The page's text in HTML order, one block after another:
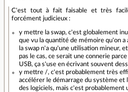
C'est tout à fait faisable et très
forcément judicieux :
y mettre la swap, c'est globalement
que vu la quantité de mémoire qu'on a
la swap n'a qu'une utilisation mineur,
pas le cas, ce serait une connerie
USB, ça s'use en écrivant souvent
y mettre /, c'est probablement très
accélérer le démarrage du système et
des logiciels, mais c'est probablement